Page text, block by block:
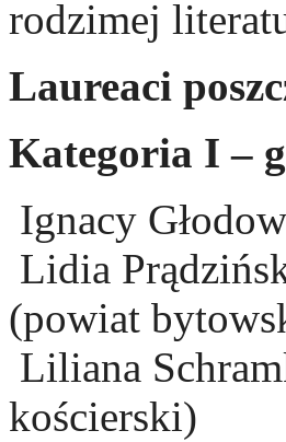
rodzimej
Laureaci
Kategoria I –
Ignacy
Lidia
(powiat
Liliana
kościerski)